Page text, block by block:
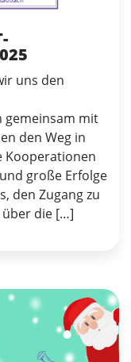
uns den
gemeinsam mit
den Weg in
Kooperationen
große Erfolge
den Zugang zu
über die […]